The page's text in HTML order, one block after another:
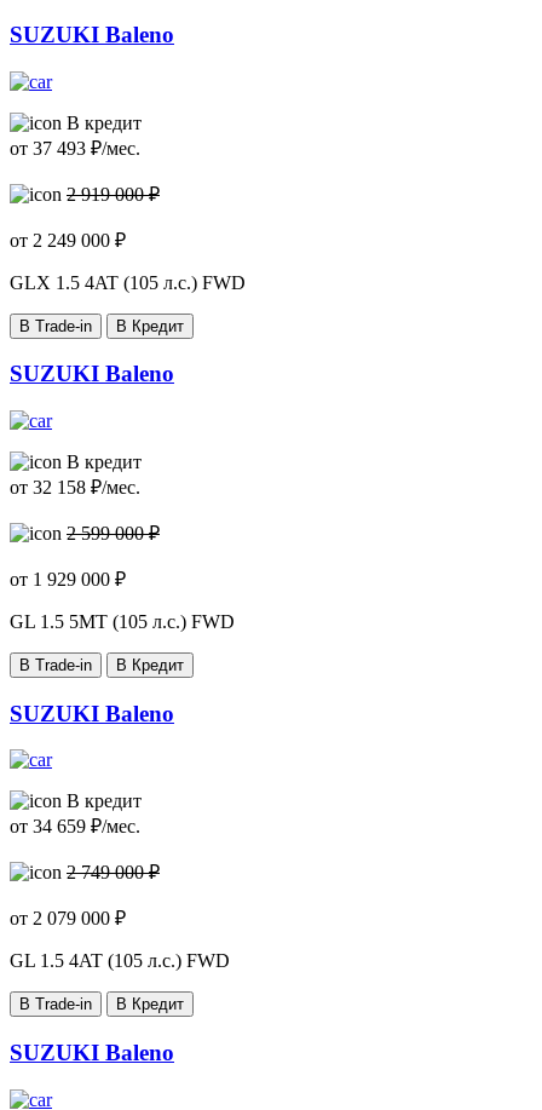
SUZUKI Baleno
В кредит
от 37 493 ₽/мес.
2 919 000 ₽
от 2 249 000 ₽
GLX 1.5 4AT (105 л.с.) FWD
В Trade-in В Кредит
SUZUKI Baleno
В кредит
от 32 158 ₽/мес.
2 599 000 ₽
от 1 929 000 ₽
GL 1.5 5MT (105 л.с.) FWD
В Trade-in В Кредит
SUZUKI Baleno
В кредит
от 34 659 ₽/мес.
2 749 000 ₽
от 2 079 000 ₽
GL 1.5 4AT (105 л.с.) FWD
В Trade-in В Кредит
SUZUKI Baleno